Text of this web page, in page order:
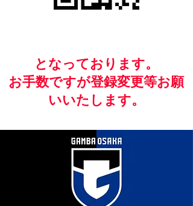
​となっております。
お手数ですが​登録変更等お願
いいたします。